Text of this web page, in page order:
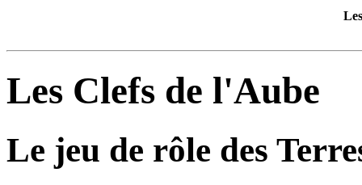
Les Clefs de l'Aube
Le jeu de rôle des